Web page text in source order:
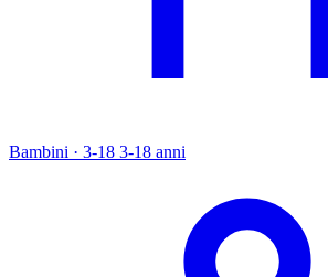
Bambini · 3-18 3-18 anni